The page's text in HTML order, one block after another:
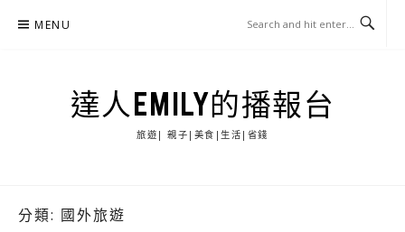
MENU
達人EMILY的播報台
旅遊| 親子|美食|生活|省錢
分類: 國外旅遊